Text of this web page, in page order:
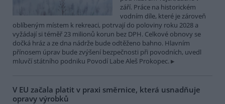
září. Práce na historickém
vodním díle, které je zároveň
oblíbeným místem k rekreaci, potrvají do poloviny roku 2028 a
vyžádají si téměř 23 milionů korun bez DPH. Celkové obnovy se
dočká hráz a ze dna nádrže bude odtěženo bahno. Hlavním
přínosem úprav bude zvýšení bezpečnosti při povodních, uvedl
mluvčí státního podniku Povodí Labe Aleš Prokopec.
V EU začala platit v praxi směrnice, která usnadňuje
opravy výrobků